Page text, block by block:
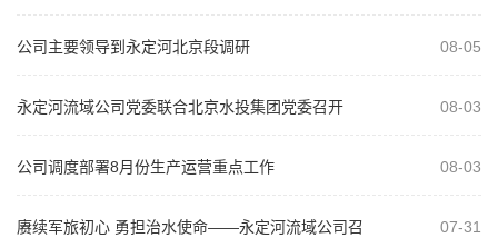
公司主要领导到永定河北京段调研 08-05
永定河流域公司党委联合北京水投集团党委召开
08-03
公司调度部署8月份生产运营重点工作 08-03
赓续军旅初心 勇担治水使命——永定河流域公司召
07-31